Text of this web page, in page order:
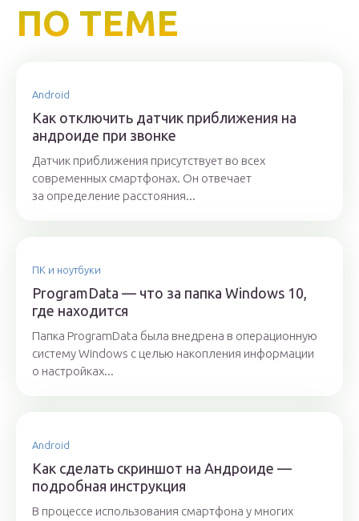
ПО ТЕМЕ
Android
Как отключить датчик приближения на
андроиде при звонке
Датчик приближения присутствует во всех
современных смартфонах. Он отвечает
за определение расстояния...
ПК и ноутбуки
ProgramData — что за папка Windows 10,
где находится
Папка ProgramData была внедрена в операционную
систему Windows с целью накопления информации
о настройках...
Android
Как сделать скриншот на Андроиде —
подробная инструкция
В процессе использования смартфона у многих